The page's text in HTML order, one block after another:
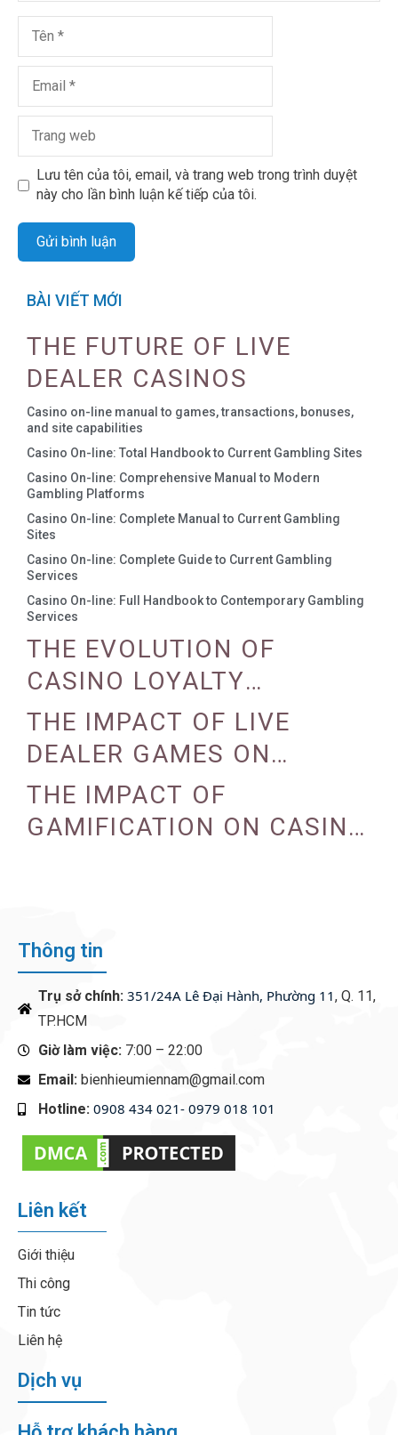
Lưu tên của tôi, email, và trang web trong trình duyệt
này cho lần bình luận kế tiếp của tôi.
BÀI VIẾT MỚI
THE FUTURE OF LIVE
DEALER CASINOS
Casino on-line manual to games, transactions, bonuses,
and site capabilities
Casino On-line: Total Handbook to Current Gambling Sites
Casino On-line: Comprehensive Manual to Modern
Gambling Platforms
Casino On-line: Complete Manual to Current Gambling
Sites
Casino On-line: Complete Guide to Current Gambling
Services
Casino On-line: Full Handbook to Contemporary Gambling
Services
THE EVOLUTION OF
CASINO LOYALTY
PROGRAMS
THE IMPACT OF LIVE
DEALER GAMES ON
CASINO EXPERIENCE
THE IMPACT OF
GAMIFICATION ON CASINO
Thông tin
Trụ sở chính: 351/24A Lê Đại Hành, Phường 11, Q. 11,
TP.HCM
Giờ làm việc: 7:00 – 22:00
Email: bienhieumiennam@gmail.com
Hotline: 0908 434 021- 0979 018 101
Liên kết
Giới thiệu
Thi công
Tin tức
Liên hệ
Dịch vụ